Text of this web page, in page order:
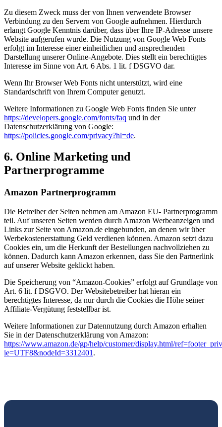
Zu diesem Zweck muss der von Ihnen verwendete Browser
Verbindung zu den Servern von Google aufnehmen. Hierdurch
erlangt Google Kenntnis darüber, dass über Ihre IP-Adresse unsere
Website aufgerufen wurde. Die Nutzung von Google Web Fonts
erfolgt im Interesse einer einheitlichen und ansprechenden
Darstellung unserer Online-Angebote. Dies stellt ein berechtigtes
Interesse im Sinne von Art. 6 Abs. 1 lit. f DSGVO dar.
Wenn Ihr Browser Web Fonts nicht unterstützt, wird eine
Standardschrift von Ihrem Computer genutzt.
Weitere Informationen zu Google Web Fonts finden Sie unter
https://developers.google.com/fonts/faq und in der
Datenschutzerklärung von Google:
https://policies.google.com/privacy?hl=de.
6. Online Marketing und
Partnerprogramme
Amazon Partnerprogramm
Die Betreiber der Seiten nehmen am Amazon EU- Partnerprogramm
teil. Auf unseren Seiten werden durch Amazon Werbeanzeigen und
Links zur Seite von Amazon.de eingebunden, an denen wir über
Werbekostenerstattung Geld verdienen können. Amazon setzt dazu
Cookies ein, um die Herkunft der Bestellungen nachvollziehen zu
können. Dadurch kann Amazon erkennen, dass Sie den Partnerlink
auf unserer Website geklickt haben.
Die Speicherung von “Amazon-Cookies” erfolgt auf Grundlage von
Art. 6 lit. f DSGVO. Der Websitebetreiber hat hieran ein
berechtigtes Interesse, da nur durch die Cookies die Höhe seiner
Affiliate-Vergütung feststellbar ist.
Weitere Informationen zur Datennutzung durch Amazon erhalten
Sie in der Datenschutzerklärung von Amazon:
https://www.amazon.de/gp/help/customer/display.html/
ie=UTF8&nodeId=3312401 .